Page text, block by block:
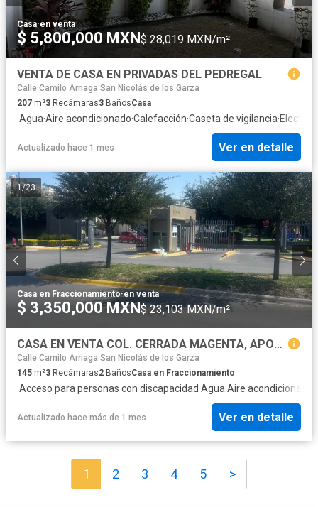
Casa·en venta
$ 5,800,000 MXN $ 28,019 MXN/m²
VENTA DE CASA EN PRIVADAS DEL PEDREGAL
Calle Camilo Arriaga San Nicolás de los Garza
207 m²3 Recámaras3 BañosCasa
·Agua·Aire acondicionado·Calefacción·Caseta de vigilancia·
Actualizado hace 1 mes Ver en detalle
1/23
Casa en Fraccionamiento·en venta
$ 3,350,000 MXN$ 23,103 MXN/m²
CASA EN VENTA COL. CERRADA MAGENTA, APODACA
Calle Camilo Arriaga San Nicolás de los Garza
145 m²3 Recámaras2 BañosCasa en Fraccionamiento
·Acceso para personas con discapacidad·Agua·Aire acondicionado
Actualizado hace más de 1 mes Ver en detalle
1 2 3 4 5 >